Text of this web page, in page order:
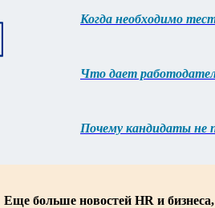
Когда необходимо
Что дает
Почему кандидаты не
Еще больше новостей HR и